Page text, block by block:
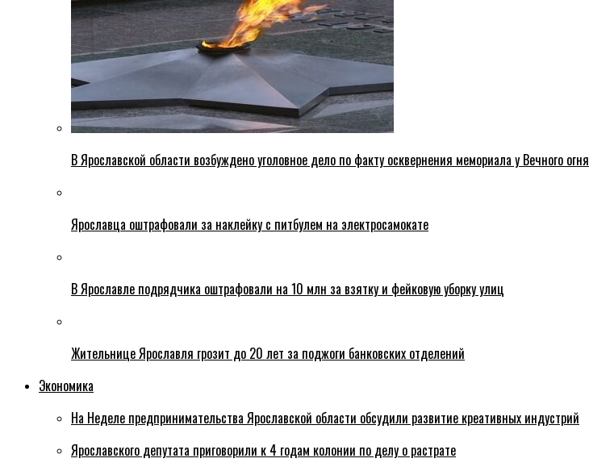
В Ярославской области возбуждено уголовное дело по факту осквернения мемориала у Вечного огня
Ярославца оштрафовали за наклейку с питбулем на электросамокате
В Ярославле подрядчика оштрафовали на 10 млн за взятку и фейковую уборку улиц
Жительнице Ярославля грозит до 20 лет за поджоги банковских отделений
Экономика
На Неделе предпринимательства Ярославской области обсудили развитие креативных индустрий
Ярославского депутата приговорили к 4 годам колонии по делу о растрате